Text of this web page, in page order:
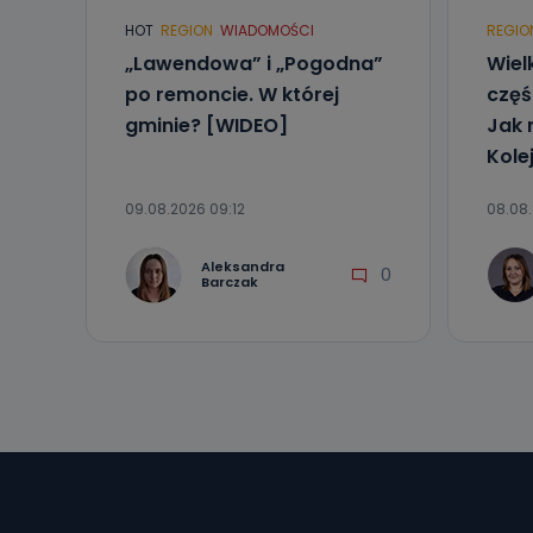
HOT REGION WIADOMOŚCI
„Lawendowa” i „Pogodna”
po remoncie. W której
gminie? [WIDEO]
09.08.2026 09:12
Aleksandra
Barczak
0
Jak